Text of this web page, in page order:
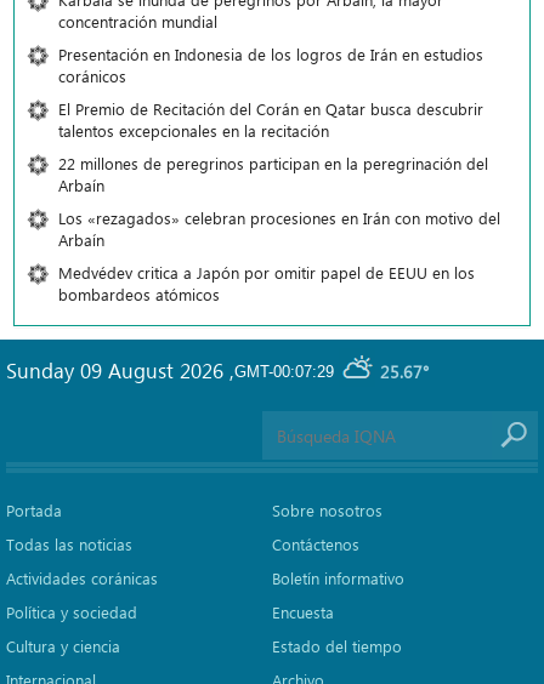
concentración mundial
Presentación en Indonesia de los logros de Irán en estudios
coránicos
El Premio de Recitación del Corán en Qatar busca descubrir
talentos excepcionales en la recitación
22 millones de peregrinos participan en la peregrinación del
Arbaín
Los «rezagados» celebran procesiones en Irán con motivo del
Arbaín
Medvédev critica a Japón por omitir papel de EEUU en los
bombardeos atómicos
GMT-00:07:29 25.67°
Sunday 09 August 2026 ,
Portada
Todas las noticias
Actividades coránicas
Política y sociedad
Cultura y ciencia
Sobre nosotros
Contáctenos
Boletín informativo
Encuesta
Estado del tiempo